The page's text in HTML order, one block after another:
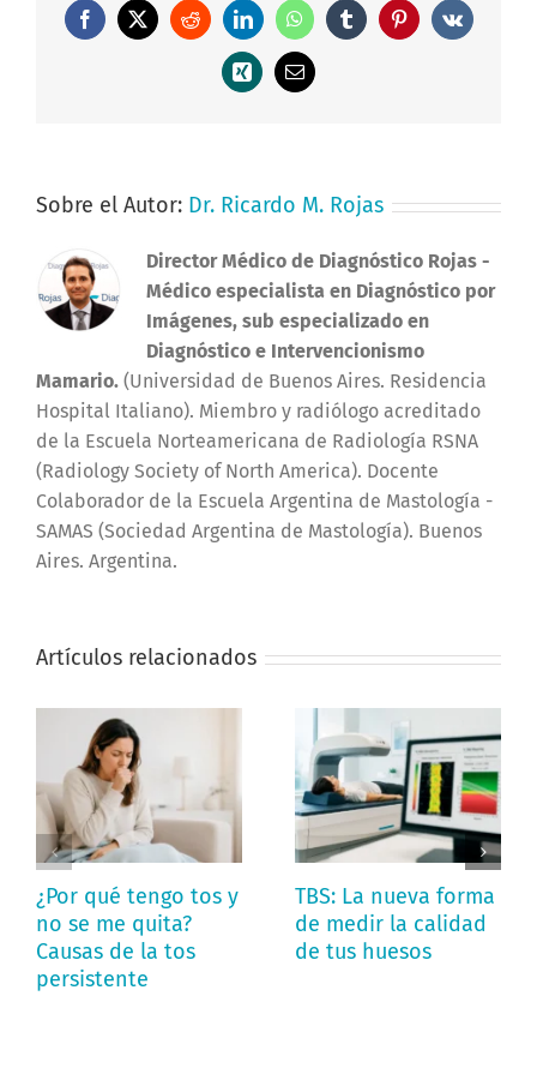
Facebook
X RedditLinkedInWhatsAppTumblrPinterestVk
Xing
Correo
electrónico
Sobre el Autor: Dr. Ricardo M. Rojas
Director Médico de Diagnóstico Rojas -
Médico especialista en Diagnóstico por
Imágenes, sub especializado en
Diagnóstico e Intervencionismo
Mamario. (Universidad de Buenos Aires. Residencia
Hospital Italiano). Miembro y radiólogo acreditado
de la Escuela Norteamericana de Radiología RSNA
(Radiology Society of North America). Docente
Colaborador de la Escuela Argentina de Mastología -
SAMAS (Sociedad Argentina de Mastología). Buenos
Aires. Argentina.
Artículos relacionados
¿Por qué tengo tos y
no se me quita?
Causas de la tos
persistente
TBS: La nueva forma
de medir la calidad
de tus huesos